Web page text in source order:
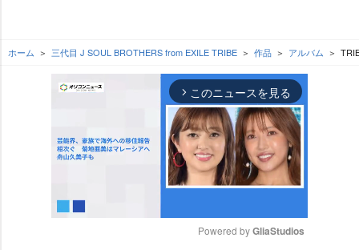
ホーム 三代目 J SOUL BROTHERS from EXILE TRIBE 作品 アルバム
arrow_forward_ios このニュースを見る
Powered by GliaStudios